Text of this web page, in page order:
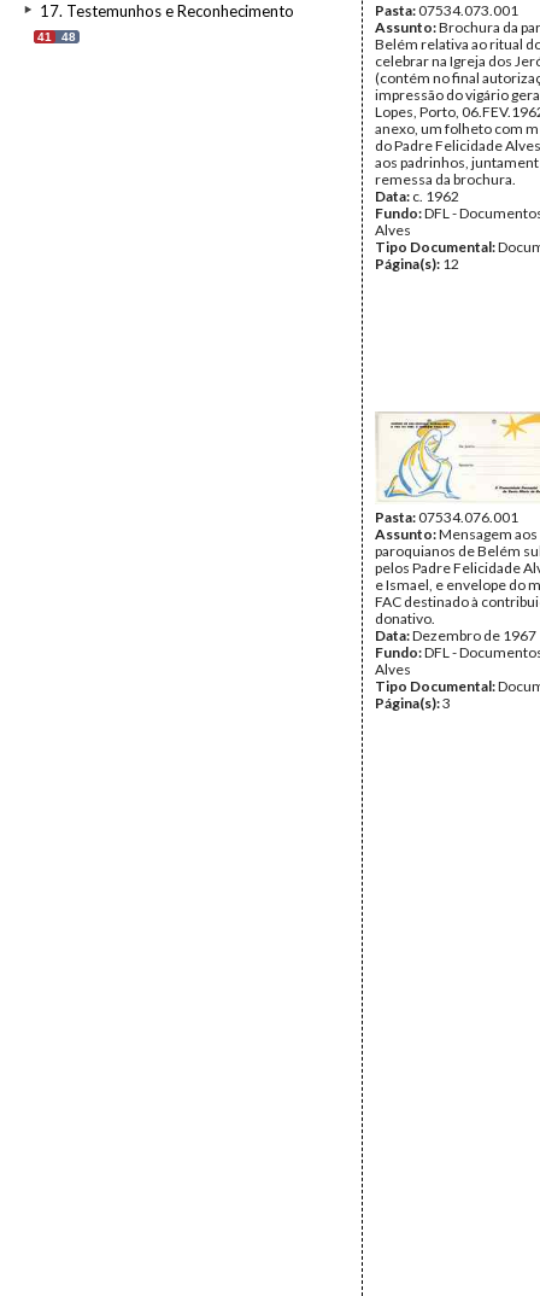
17. Testemunhos e Reconhecimento
41 48
Pasta:07534.073.001
Assunto:Brochura da
Belém relativa ao ritual
celebrar na Igreja dos
(contém no final
impressão do vigário
Lopes, Porto,
anexo, um folheto com
do Padre Felicidade
aos padrinhos,
remessa da brochura.
Data: c. 1962
Fundo:DFL -
Alves
Tipo Documental:
Página(s): 12
Pasta:07534.076.001
Assunto:Mensagem aos
paroquianos de Belém
pelos Padre Felicidade
e Ismael, e envelope do
FAC destinado à
donativo.
Data:Dezembro de 1967
Fundo:DFL -
Alves
Tipo Documental:
Página(s):3